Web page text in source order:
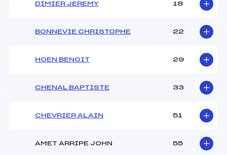
DIMIER JEREMY 18
BONNEVIE CHRISTOPHE 22
HOEN BENOIT 29
CHENAL BAPTISTE 33
CHEVRIER ALAIN 51
AMET ARRIPE JOHN 55